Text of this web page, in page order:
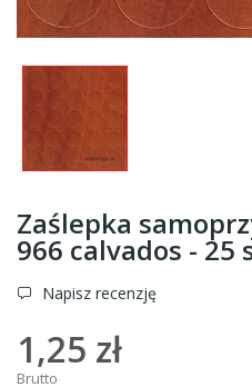
Zaślepka
966 calvados - 25
Napisz recenzję
1,25 zł
Brutto